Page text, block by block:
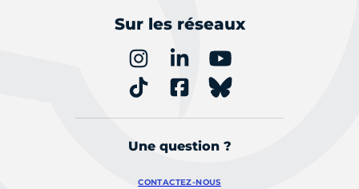
Sur les réseaux
Une question ?
CONTACTEZ-NOUS